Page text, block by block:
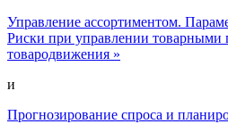
Управление ассортиментом.
Риски при управлении товарными
товародвижения »
и
Прогнозирование спроса и